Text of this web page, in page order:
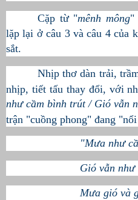
Cặp từ "mênh mông"
lặp lại ở câu 3 và câu 4 của
sắt.
Nhịp thơ dàn trải,
nhịp, tiết tấu thay đổi, với
như cầm bình trút / Gió vẫn
trận "cuồng phong" đang
"Mưa như
Gió vẫn
Mưa gió và